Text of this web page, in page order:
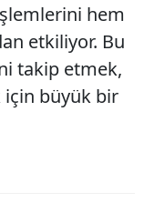
hem
etkiliyor. Bu
takip etmek,
büyük bir